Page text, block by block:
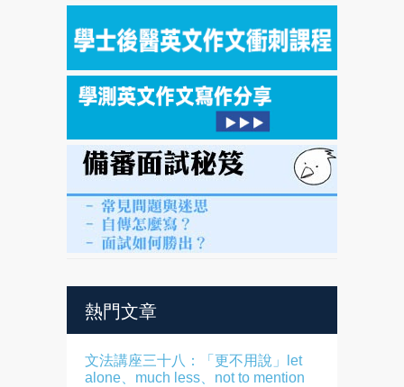
熱門文章
文法講座三十八：「更不用說」let
alone、much less、not to mention